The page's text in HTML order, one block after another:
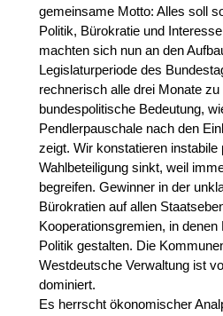
gemeinsame Motto: Alles soll
Politik, Bürokratie und
machten sich nun an den
Legislaturperiode des
rechnerisch alle drei Monate
bundespolitische Bedeutung,
Pendlerpauschale nach den
zeigt. Wir konstatieren
Wahlbeteiligung sinkt, weil
begreifen. Gewinner in der
Bürokratien auf allen
Kooperationsgremien, in
Politik gestalten. Die
Westdeutsche Verwaltung ist
dominiert.
Es herrscht ökonomischer